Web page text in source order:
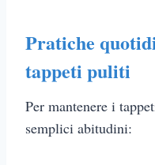
Pratiche
tappeti puliti
Per mantenere i
semplici abitudini: